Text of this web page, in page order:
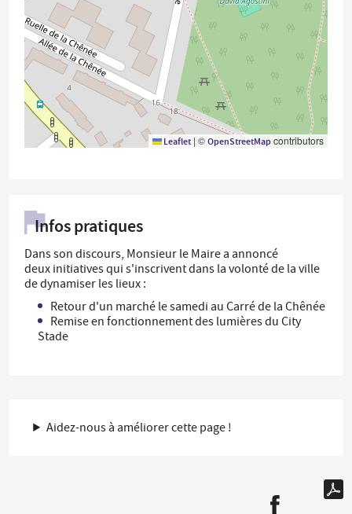
Leaflet | ©OpenStreetMapcontributors
Infos pratiques
Dans son discours, Monsieur le Maire a annoncé
deux initiatives qui s'inscrivent dans la volonté de la ville
de dynamiser les lieux :
Retour d'un marché le samedi au Carré de la Chênée
Remise en fonctionnement des lumières du City
Stade
Aidez-nous à améliorer cette page !